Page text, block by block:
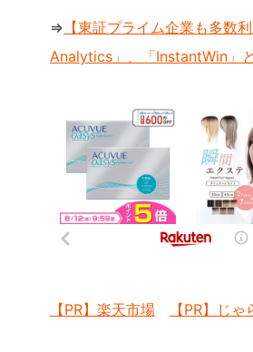
⇒ 【東証プライム企業も多数
Analytics」、「InstantWin」
【PR】楽天市場 【PR】じゃ